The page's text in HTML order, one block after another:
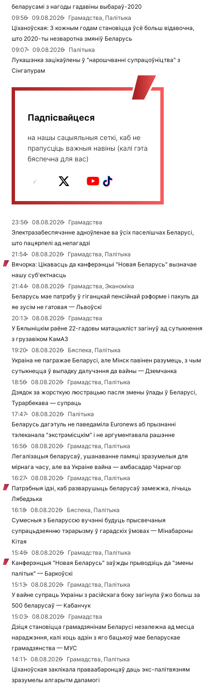
беларусамі з нагоды гадавіны выбараў-2020
09:56
09.08.2026
Грамадства, Палітыка
Ціханоўская: З кожным годам становіцца ўсё больш відавочна,
што 2020-ты незваротна змяніў Беларусь
09:07
09.08.2026
Палітыка
Лукашэнка зацікаўлены ў "нарошчванні супрацоўніцтва" з
Сінгапурам
Падпісвайцеся
на нашы сацыяльныя сеткі, каб не
прапусціць важныя навіны (калі гэта
бяспечна для вас)
23:56 08.08.2026
Грамадства
Электразабеспячэнне адноўленае ва ўсіх паселішчах Беларусі,
што пацярпелі ад непагадзі
21:54
08.08.2026
Грамадства, Палітыка
Вячорка: Цікавасць да канферэнцыі "Новая Беларусь" вызначае
нашу суб'ектнасць
21:44
08.08.2026
Грамадства, Эканоміка
Беларусь мае патрэбу ў гіганцкай пенсійнай рэформе і пакуль да
яе зусім не гатовая — Львоўскі
20:13
08.08.2026
Грамадства
У Бялыніцкім раёне 22-гадовы матацыкліст загінуў ад сутыкнення
з грузавіком КамАЗ
19:20
08.08.2026
Бяспека, Палітыка
Украіна не пагражае Беларусі, але Мінск павінен разумець, з чым
сутыкнецца ў выпадку далучэння да вайны — Дземчанка
18:56
08.08.2026
Грамадства, Палітыка
Дзядок за жорсткую люстрацыю пасля змены ўлады ў Беларусі,
Турарбекава — супраць
17:47
08.08.2026
Палітыка
Беларусь дагэтуль не паведаміла Euronews аб прызнанні
тэлеканала "экстрэмісцкім" і не аргументавала рашэнне
16:56
08.08.2026
Грамадства, Палітыка
Легалізацыя беларусаў, ушанаванне памяці зразумелыя для
мірнага часу, але ва Украіне вайна — амбасадар Чарнагор
16:27
08.08.2026
Грамадства, Палітыка
Патрэбныя ідэі, каб разварушыць беларусаў замежжа, лічыць
Лябедзька
16:18
08.08.2026
Бяспека, Палітыка
Сумесныя з Беларуссю вучэнні будуць прысвечаныя
супрацьдзеянню тэрарызму ў гарадскіх ўмовах — Мінабароны
Кітая
15:46
08.08.2026
Грамадства, Палітыка
Канферэнцыя "Новая Беларусь" заўжды прыводзіць да "змены
палітык" — Баркоўскі
15:13
08.08.2026
Грамадства, Палітыка
У вайне супраць Украіны з расійскага боку загінула ўжо больш за
500 беларусаў — Кабанчук
15:03
08.08.2026
Грамадства
Дзіця становіцца грамадзянінам Беларусі незалежна ад месца
нараджэння, калі хоць адзін з яго бацькоў мае беларускае
грамадзянства — МУС
14:11
08.08.2026
Грамадства, Палітыка
Ціханоўская заклікала праваабаронцаў даць экс-палітвязням
зразумелы алгарытм дапамогі